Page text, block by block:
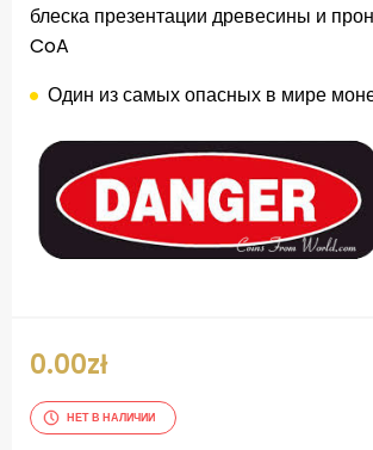
блеска презентации древесины и
CoA
Один из самых опасных в мире
0.00zł
НЕТ В НАЛИЧИИ